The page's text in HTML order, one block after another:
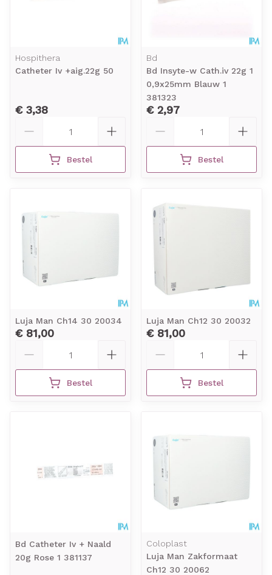
Hospithera
Catheter Iv +aig.22g 50
€ 3,38
Bestel
Bd
Bd Insyte-w Cath.iv 22g 1
0,9x25mm Blauw 1
381323
€ 2,97
Bestel
Luja Man Ch14 30 20034
€ 81,00
Bestel
Luja Man Ch12 30 20032
€ 81,00
Bestel
Bd Catheter Iv + Naald
20g Rose 1 381137
Coloplast
Luja Man Zakformaat
Ch12 30 20062